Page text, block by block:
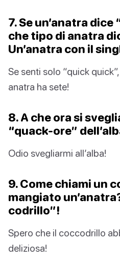
7. Se un’anatra dice
che tipo di anatra
Un’anatra con il
Se senti solo “quick
anatra ha sete!
8. A che ora si
“quack-ore”
Odio svegliarmi all’alba!
9. Come chiami un
mangiato
codrillo”!
Spero che il coccodrillo
deliziosa!